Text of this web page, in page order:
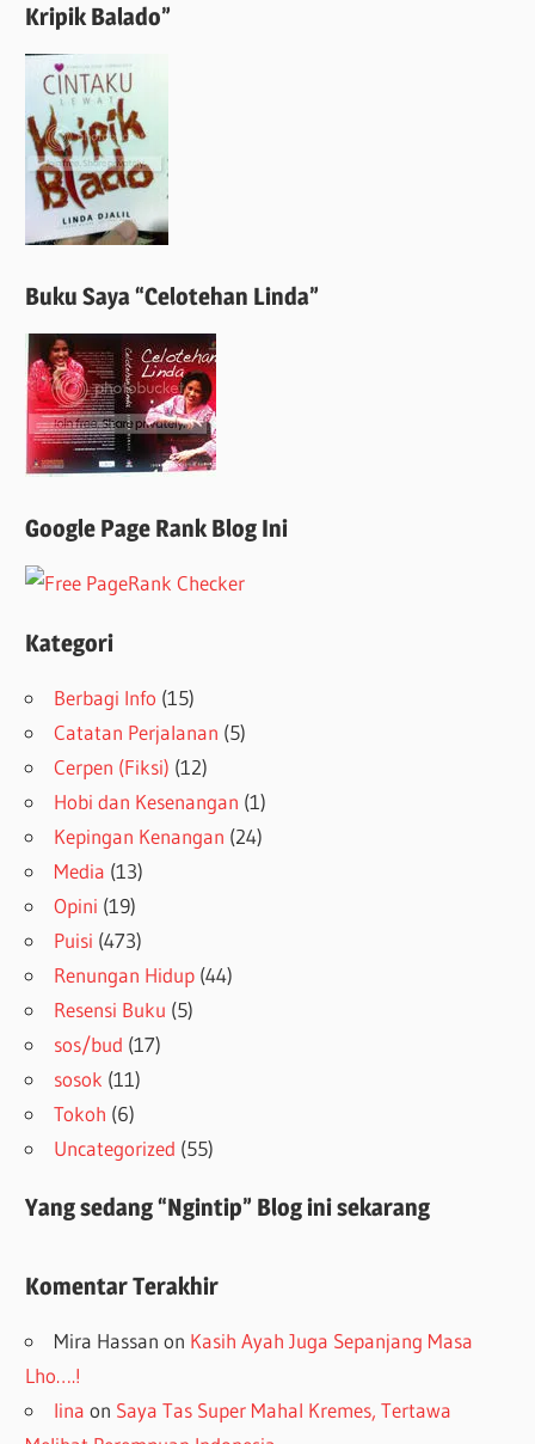
Kripik Balado”
Buku Saya “Celotehan Linda”
Google Page Rank Blog Ini
Kategori
Berbagi Info (15)
Catatan Perjalanan (5)
Cerpen (Fiksi) (12)
Hobi dan Kesenangan (1)
Kepingan Kenangan (24)
Media (13)
Opini (19)
Puisi (473)
Renungan Hidup (44)
Resensi Buku (5)
sos/bud (17)
sosok (11)
Tokoh (6)
Uncategorized (55)
Yang sedang “Ngintip” Blog ini sekarang
Komentar Terakhir
Mira Hassan on Kasih Ayah Juga Sepanjang Masa
Lho….!
lina on Saya Tas Super Mahal Kremes, Tertawa